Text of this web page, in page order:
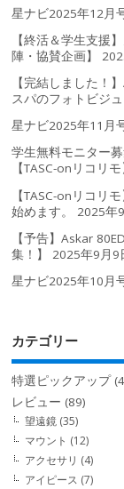
星ナビ2025年12月
【終活＆学生支援
陣・協賛企画】
【完結しました！
スパのフォトビジュ
星ナビ2025年11月
学生無料モニター
【TASC-onリコリモ
【TASC-onリコリ
始めます。
2025年
【予告】Askar
集！】
2025年9月9
星ナビ2025年10月
カテゴリー
特選ピックアップ
レビュー (89)
望遠鏡 (35)
マウント (12)
アクセサリ (4)
アイピース (7)